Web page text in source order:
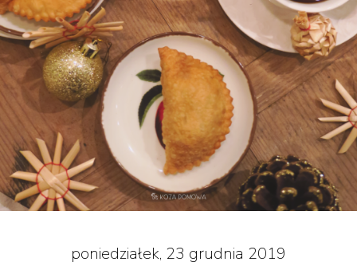
poniedziałek, 23 grudnia 2019